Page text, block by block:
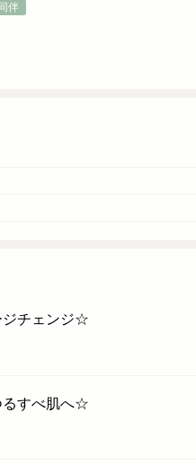
伴
ジチェンジ☆
るすべ肌へ☆